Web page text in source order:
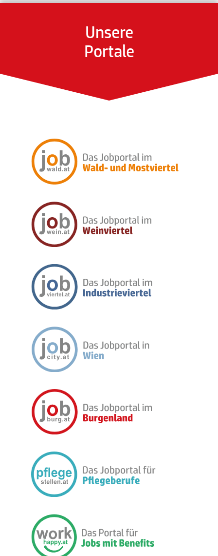
Unsere
Portale